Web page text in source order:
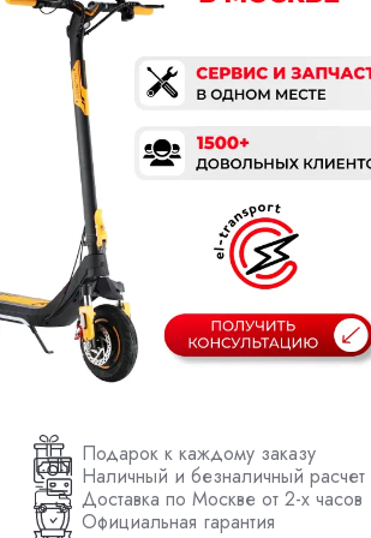
Подарок к каждому заказу
Наличный и безналичный расчет
Доставка по Москве от 2-х часов
Официальная гарантия